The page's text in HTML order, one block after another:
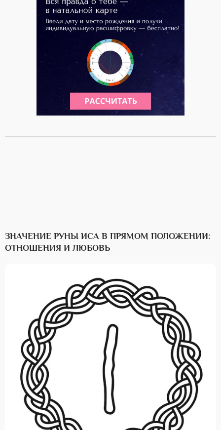
ЗНАЧЕНИЕ РУНЫ ИСА В ПРЯМОМ ПОЛОЖЕНИИ:
ОТНОШЕНИЯ И ЛЮБОВЬ